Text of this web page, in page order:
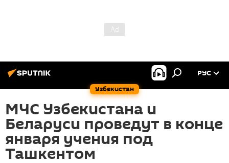
Узбекистан
РУС
МЧС Узбекистана и
Беларуси проведут в конце
января учения под
Ташкентом